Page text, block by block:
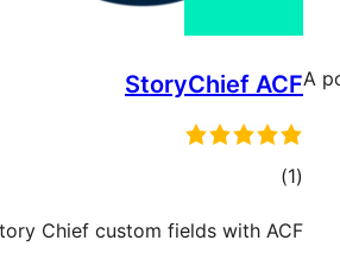
A
StoryChief ACF
(1 דרוגים)
Chief custom fields with ACF.